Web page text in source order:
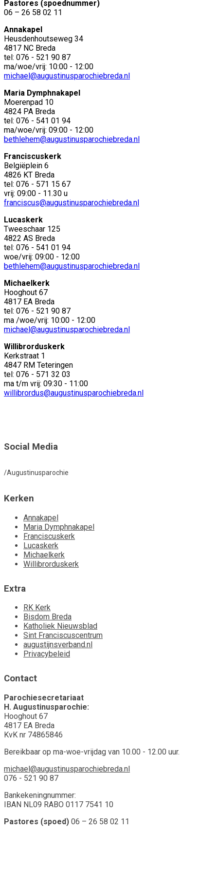
Pastores (spoednummer)
06 – 26 58 02 11
Annakapel
Heusdenhoutseweg 34
4817 NC Breda
tel: 076 - 521 90 87
ma/woe/vrij: 10:00 - 12:00
michael@augustinusparochiebreda.nl
Maria Dymphnakapel
Moerenpad 10
4824 PA Breda
tel: 076 - 541 01 94
ma/woe/vrij: 09:00 - 12:00
bethlehem@augustinusparochiebreda.nl
Franciscuskerk
Belgiëplein 6
4826 KT Breda
tel: 076 - 571 15 67
vrij: 09:00 - 11.30 u
franciscus@augustinusparochiebreda.nl
Lucaskerk
Tweeschaar 125
4822 AS Breda
tel: 076 - 541 01 94
woe/vrij: 09:00 - 12:00
bethlehem@augustinusparochiebreda.nl
Michaelkerk
Hooghout 67
4817 EA Breda
tel: 076 - 521 90 87
ma /woe/vrij: 10:00 - 12:00
michael@augustinusparochiebreda.nl
Willibrorduskerk
Kerkstraat 1
4847 RM Teteringen
tel: 076 - 571 32 03
ma t/m vrij: 09:30 - 11:00
willibrordus@augustinusparochiebreda.nl
Social Media
/Augustinusparochie
Kerken
Annakapel
Maria Dymphnakapel
Franciscuskerk
Lucaskerk
Michaelkerk
Willibrorduskerk
Extra
RK Kerk
Bisdom Breda
Katholiek Nieuwsblad
Sint Franciscuscentrum
augustijnsverband.nl
Privacybeleid
Contact
Parochiesecretariaat
H. Augustinusparochie:
Hooghout 67
4817 EA Breda
KvK nr 74865846
Bereikbaar op ma-woe-vrijdag van 10.00 - 12.00 uur.
michael@augustinusparochiebreda.nl
076 - 521 90 87
Bankekeningnummer:
IBAN NL09 RABO 0117 7541 10
Pastores (spoed) 06 – 26 58 02 11